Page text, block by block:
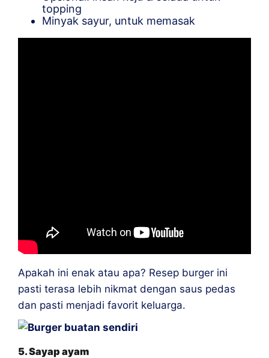
topping
Minyak sayur, untuk memasak
Apakah ini enak atau apa? Resep burger ini
pasti terasa lebih nikmat dengan saus pedas
dan pasti menjadi favorit keluarga.
5. Sayap ayam